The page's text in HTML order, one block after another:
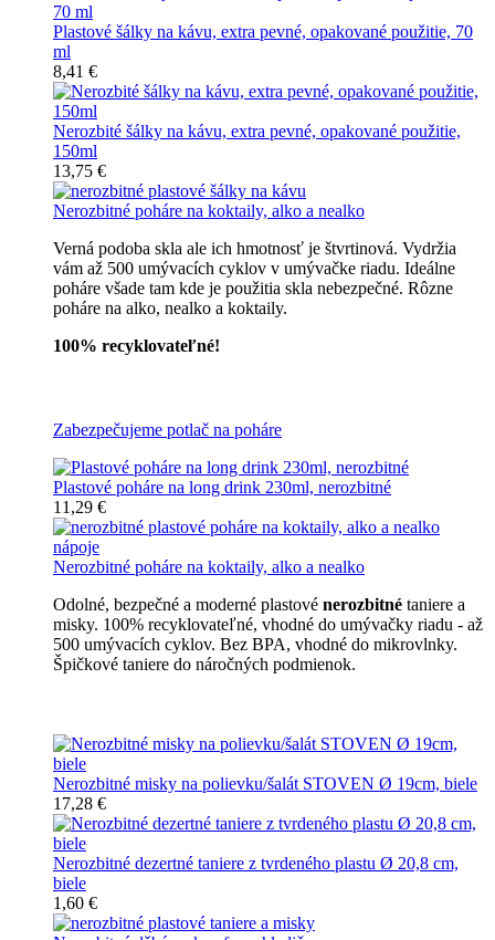
Plastové šálky na kávu, extra pevné, opakované použitie, 70
ml
8,41 €
Nerozbité šálky na kávu, extra pevné, opakované použitie,
150ml
13,75 €
Nerozbitné poháre na koktaily, alko a nealko
Verná podoba skla ale ich hmotnosť je štvrtinová. Vydržia
vám až 500 umývacích cyklov v umývačke riadu. Ideálne
poháre všade tam kde je použitia skla nebezpečné. Rôzne
poháre na alko, nealko a koktaily.
100% recyklovateľné!
Zabezpečujeme potlač na poháre
Plastové poháre na long drink 230ml, nerozbitné
11,29 €
Nerozbitné poháre na koktaily, alko a nealko
Odolné, bezpečné a moderné plastové nerozbitné taniere a
misky. 100% recyklovateľné, vhodné do umývačky riadu - až
500 umývacích cyklov. Bez BPA, vhodné do mikrovlnky.
Špičkové taniere do náročných podmienok.
Nerozbitné misky na polievku/šalát STOVEN Ø 19cm, biele
17,28 €
Nerozbitné dezertné taniere z tvrdeného plastu Ø 20,8 cm,
biele
1,60 €